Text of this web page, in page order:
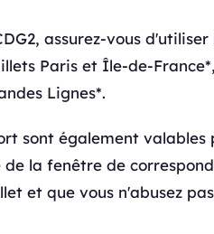
assurez-vous
Paris et Île-de-
Lignes*.
sont également
la fenêtre de
et que vous n'abusez